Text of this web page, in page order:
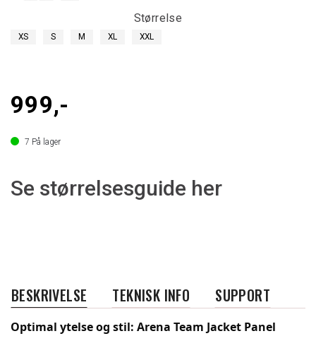
Størrelse
XS S M XL XXL
999,-
7 På lager
Se størrelsesguide her
BESKRIVELSE TEKNISK INFO SUPPORT
Optimal ytelse og stil: Arena Team Jacket Panel